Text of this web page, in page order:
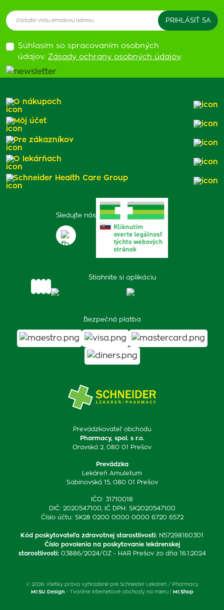
Súhlasím so spracovaním osobných
údajov. Zásady ochrany osobných údajov.
Prevádzkovateľ obchodu
Pharmacy, spol. s r.o.
Oravská 2, 080 01 Prešov
Prevádzka
Lekáreň Amuletum
Sabinovská 15, 080 01 Prešov
IČO: 31710018
DIČ: 2020547100, IČ DPH: SK2020547100
Číslo účtu: SK28 0200 0000 0000 6720 6572
Kód poskytovateľa zdravotnej starostlivosti: N57298160301
Číslo povolenia na poskytovanie lekárenskej
starostlivosti: 03886/2024/OZ - HAR Prešov zo dňa 16.1.2024
Sledujte nás
Stiahnite si aplikáciu
Bezpečná platba
O nákupoch
Môj účet
Pre zákazníkov
O lekárňach
Schneider Health Care Group
© 2026 Všetky práva vyhradené pre Schneider Lekáreň / Pharmacy
MI:SU Design- Tvoríme internetové obchody na mieru | MI:Shop